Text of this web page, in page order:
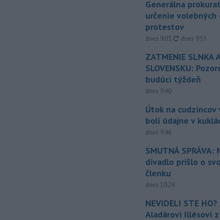
Generálna
určenie volebných
protestov
dnes 9:03, aktualizované
dnes 9:55
ZATMENIE SLNKA
SLOVENSKU:
budúci týždeň
dnes 9:40
Útok na
boli údajne v
dnes 9:46
SMUTNÁ
divadlo prišlo o
členku
dnes 10:29
NEVIDELI STE
Aladárovi Illésovi